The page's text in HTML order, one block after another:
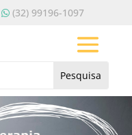
(32) 99196-1097